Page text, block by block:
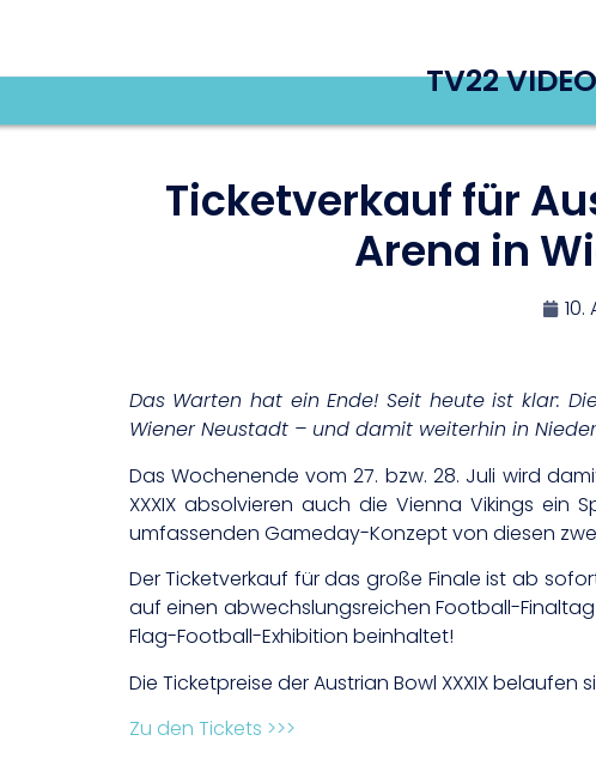
TV22
Ticketverkauf für
Arena in
10.
Das Warten hat ein Ende! Seit heute ist klar:
Wiener Neustadt – und damit weiterhin in
Das Wochenende vom 27. bzw. 28. Juli wird
XXXIX absolvieren auch die Vienna Vikings ein
umfassenden Gameday-Konzept von diesen
Der Ticketverkauf für das große Finale ist ab
auf einen abwechslungsreichen Football-
Flag-Football-Exhibition beinhaltet!
Die Ticketpreise der Austrian Bowl XXXIX belaufen
Zu den Tickets >>>